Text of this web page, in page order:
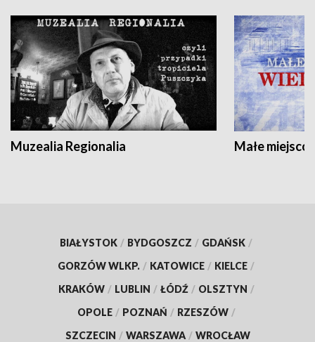
Muzealia Regionalia Małe
BIAŁYSTOK / BYDGOSZCZ / GDAŃSK /
GORZÓW WLKP. / KATOWICE / KIELCE /
KRAKÓW / LUBLIN / ŁÓDŹ / OLSZTYN /
OPOLE / POZNAŃ / RZESZÓW /
SZCZECIN / WARSZAWA / WROCŁAW